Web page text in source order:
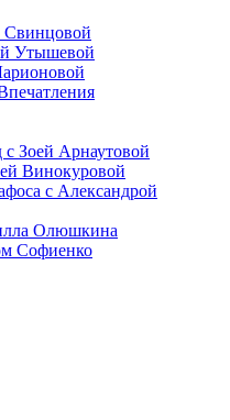
Свинцовой
Утышевой
Зоей Арнаутовой
Винокуровой
с Александрой
Олюшкина
Софиенко